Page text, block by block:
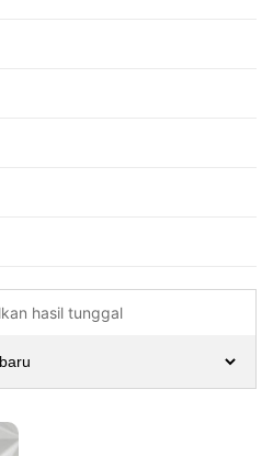
hasil tunggal